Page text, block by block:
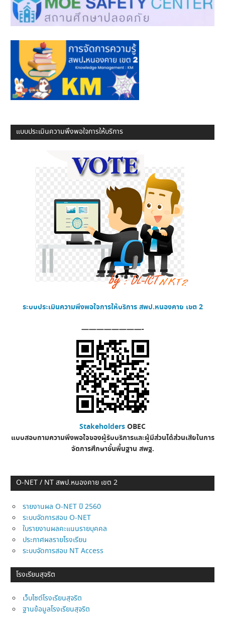
แบบประเมินความพึงพอใจการให้บริการ
ระบบประเมินความพึงพอใจการให้บริการสพป.หนองคาย เขต 2
————————-
StakeholdersOBEC
แบบสอบถามความพึงพอใจของผู้รับบริการและผู้มีส่วนได้ส่วนเสียในการ
จัดการศึกษาขั้นพื้นฐาน สพฐ.
O-NET / NT สพป.หนองคาย เขต 2
รายงานผล O-NET ปี 2560
ระบบจัดการสอบ O-NET
ใบรายงานผลคะแนนรายบุคคล
ประกาศผลรายโรงเรียน
ระบบจัดการสอบ NT Access
โรงเรียนสุจริต
เว็บไซต์โรงเรียนสุจริต
ฐานข้อมูลโรงเรียนสุจริต